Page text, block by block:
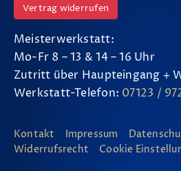
Vertrag widerrufen
Meisterwerkstatt:
Mo-Fr 8 – 13 & 14 – 16 Uhr
Zutritt über Haupteingang +
Werkstatt-Telefon: 07123 /
Kontakt Impressum
Widerrufsrecht
Cookie